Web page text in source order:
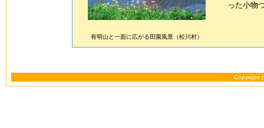
有明山と一面に広がる田園風景（松川村）
った小物
Copyright